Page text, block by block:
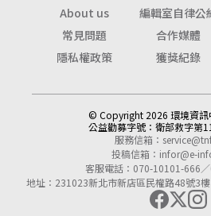
About us
編輯室自律公
常見問題
合作媒體
隱私權政策
獲獎紀錄
© Copyright 2026 環境資訊
公益勸募字號： 衛部救字第
服務信箱：
投稿信箱： infor@e-
客服電話：070-10101-666
地址：231023新北市新店區民權路48號3樓